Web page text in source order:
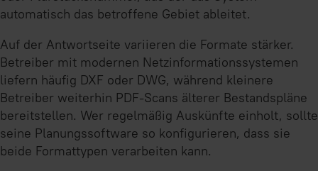
automatisch das betroffene Gebiet ableitet.
Auf der Antwortseite variieren die Formate stärker.
Betreiber mit modernen Netzinformationssystemen
liefern häufig DXF oder DWG, während kleinere
Betreiber weiterhin PDF-Scans älterer Bestandspläne
bereitstellen. Wer regelmäßig Auskünfte einholt, sollte
seine Planungssoftware so konfigurieren, dass sie
beide Formattypen verarbeiten kann.